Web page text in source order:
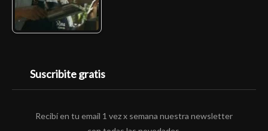
Suscribite gratis
Recibí en tu email 1 vez x semana nuestra newsletter